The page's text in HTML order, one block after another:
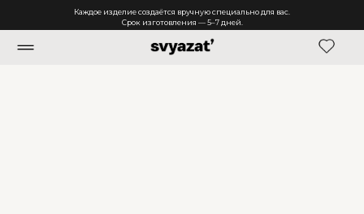
Каждое изделие создаётся вручную специально для вас.
Срок изготовления — 5–7 дней.